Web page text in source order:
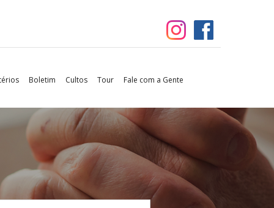
Boletim Cultos Tour Fale com a Gente